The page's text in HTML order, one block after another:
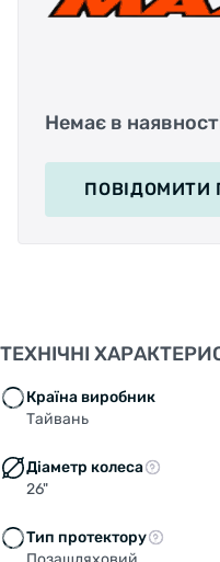
Немає в
ПОВІДОМИТИ
ТЕХНІЧНІ
Країна виробник
Тайвань
Діаметр колеса
26"
Тип протектору